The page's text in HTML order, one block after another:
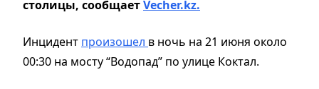
столицы, сообщаетVecher.kz.
Инцидент произошел в ночь на 21 июня около
00:30 на мосту “Водопад” по улице Коктал.